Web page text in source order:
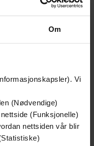
Om
Vi
(Nødvendige)
(Funksjonelle)
nettsiden vår blir
LYDBOK